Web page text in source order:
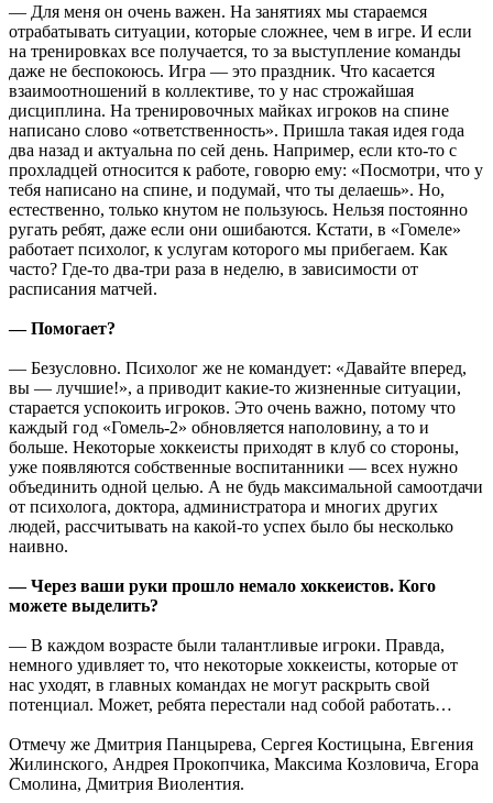
— Для меня он очень важен. На занятиях мы стараемся
отрабатывать ситуации, которые сложнее, чем в игре. И если
на тренировках все получается, то за выступление команды
даже не беспокоюсь. Игра — это праздник. Что касается
взаимоотношений в коллективе, то у нас строжайшая
дисциплина. На тренировочных майках игроков на спине
написано слово «ответственность». Пришла такая идея года
два назад и актуальна по сей день. Например, если кто-то с
прохладцей относится к работе, говорю ему: «Посмотри, что у
тебя написано на спине, и подумай, что ты делаешь». Но,
естественно, только кнутом не пользуюсь. Нельзя постоянно
ругать ребят, даже если они ошибаются. Кстати, в «Гомеле»
работает психолог, к услугам которого мы прибегаем. Как
часто? Где-то два-три раза в неделю, в зависимости от
расписания матчей.
— Помогает?
— Безусловно. Психолог же не командует: «Давайте вперед,
вы — лучшие!», а приводит какие-то жизненные ситуации,
старается успокоить игроков. Это очень важно, потому что
каждый год «Гомель-2» обновляется наполовину, а то и
больше. Некоторые хоккеисты приходят в клуб со стороны,
уже появляются собственные воспитанники — всех нужно
объединить одной целью. А не будь максимальной самоотдачи
от психолога, доктора, администратора и многих других
людей, рассчитывать на какой-то успех было бы несколько
наивно.
— Через ваши руки прошло немало хоккеистов. Кого
можете выделить?
— В каждом возрасте были талантливые игроки. Правда,
немного удивляет то, что некоторые хоккеисты, которые от
нас уходят, в главных командах не могут раскрыть свой
потенциал. Может, ребята перестали над собой работать…
Отмечу же Дмитрия Панцырева, Сергея Костицына, Евгения
Жилинского, Андрея Прокопчика, Максима Козловича, Егора
Смолина, Дмитрия Виолентия.